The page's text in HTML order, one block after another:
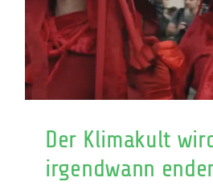
Der Klimakult
irgendwann